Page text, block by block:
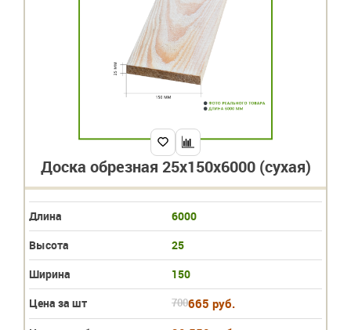
Доска обрезная 25х150х6000 (сухая)
Длина
6000
Высота
25
Ширина
150
Цена за шт
700665 руб.